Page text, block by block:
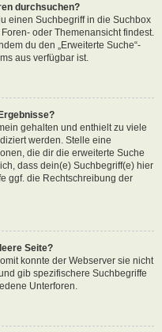
durchsuchen?
einen Suchbegriff in die Suchbox
oder Themenansicht findest.
du den „Erweiterte Suche“-
aus verfügbar ist.
gehalten und enthielt zu viele
werden. Stelle eine
die dir die erweiterte Suche
dass dein(e) Suchbegriff(e) hier
ggf. die Rechtschreibung der
Seite?
konnte der Webserver sie nicht
gib spezifischere Suchbegriffe
Unterforen.